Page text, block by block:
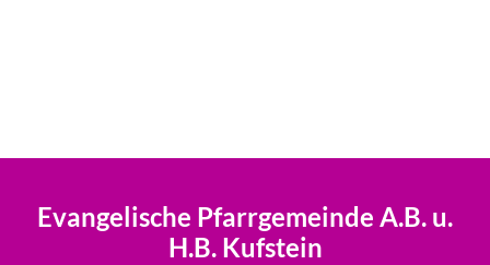
Evangelische Pfarrgemeinde A.B. u.
H.B. Kufstein